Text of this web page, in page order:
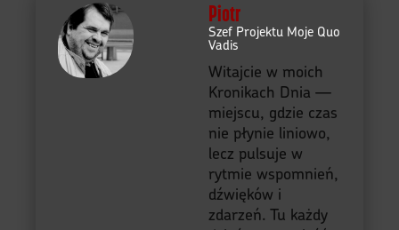
Piotr
Szef Projektu Moje Quo
Vadis
Witajcie w moich
Kronikach Dnia —
miejscu, gdzie czas
nie płynie liniowo,
lecz pulsuje w
rytmie wspomnień,
dźwięków i
zdarzeń. Tu każdy